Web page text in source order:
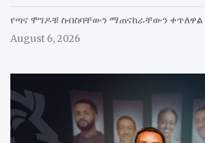
የጣና ሞገዶቹ ስብስባቸውን ማጠናከራቸውን ቀጥለዋል
August 6, 2026